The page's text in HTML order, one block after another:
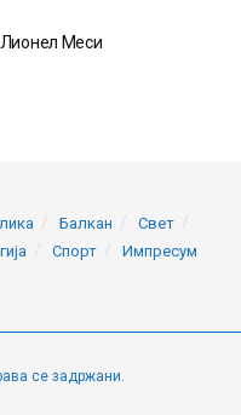
Лионел Меси
Балкан
Свет
Спорт Импресум
се задржани.